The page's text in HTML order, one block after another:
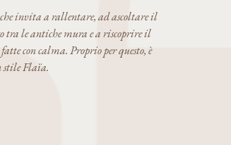
invita a rallentare, ad ascoltare il
tra le antiche mura e a riscoprire il
fatte con calma. Proprio per questo, è
stile Flaïa.